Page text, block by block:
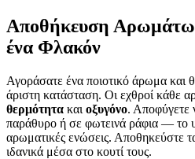
Αποθήκευση
ένα Φλακόν
Αγοράσατε ένα ποιοτικό άρωμα και
άριστη κατάσταση. Οι εχθροί κάθε
θερμότητα και οξυγόνο. Αποφύγετε
παράθυρο ή σε φωτεινά ράφια — το
αρωματικές ενώσεις. Αποθηκεύστε
ιδανικά μέσα στο κουτί τους.